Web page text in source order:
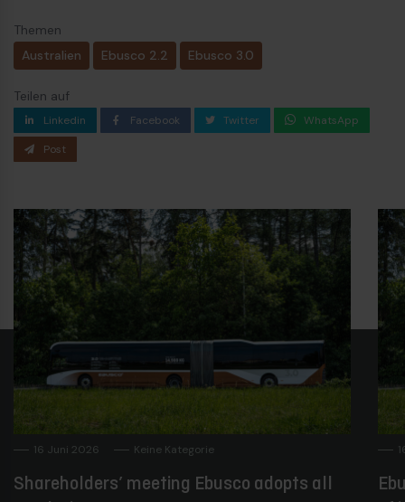
Themen
Australien
Ebusco 2.2 Ebusco 3.0
Teilen auf
Linkedin Facebook Twitter WhatsApp
Post
16 Juni 2026 Keine Kategorie
Shareholders’ meeting Ebusco adopts all